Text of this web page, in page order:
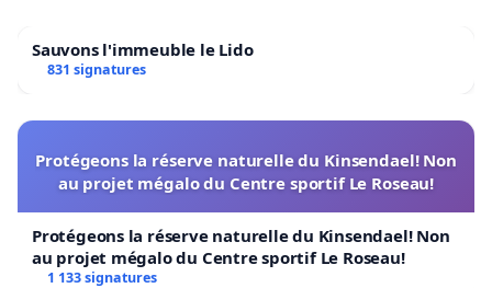
Sauvons l'immeuble le Lido
831 signatures
Protégeons la réserve naturelle du Kinsendael! Non
au projet mégalo du Centre sportif Le Roseau!
Protégeons la réserve naturelle du Kinsendael! Non
au projet mégalo du Centre sportif Le Roseau!
1 133 signatures